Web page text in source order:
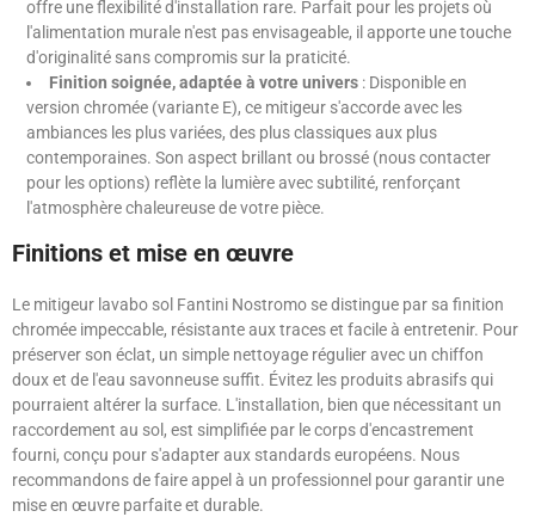
offre une flexibilité d'installation rare. Parfait pour les projets où
l'alimentation murale n'est pas envisageable, il apporte une touche
d'originalité sans compromis sur la praticité.
Finition soignée, adaptée à votre univers : Disponible en
version chromée (variante E), ce mitigeur s'accorde avec les
ambiances les plus variées, des plus classiques aux plus
contemporaines. Son aspect brillant ou brossé (nous contacter
pour les options) reflète la lumière avec subtilité, renforçant
l'atmosphère chaleureuse de votre pièce.
Finitions et mise en œuvre
Le mitigeur lavabo sol Fantini Nostromo se distingue par sa finition
chromée impeccable, résistante aux traces et facile à entretenir. Pour
préserver son éclat, un simple nettoyage régulier avec un chiffon
doux et de l'eau savonneuse suffit. Évitez les produits abrasifs qui
pourraient altérer la surface. L'installation, bien que nécessitant un
raccordement au sol, est simplifiée par le corps d'encastrement
fourni, conçu pour s'adapter aux standards européens. Nous
recommandons de faire appel à un professionnel pour garantir une
mise en œuvre parfaite et durable.